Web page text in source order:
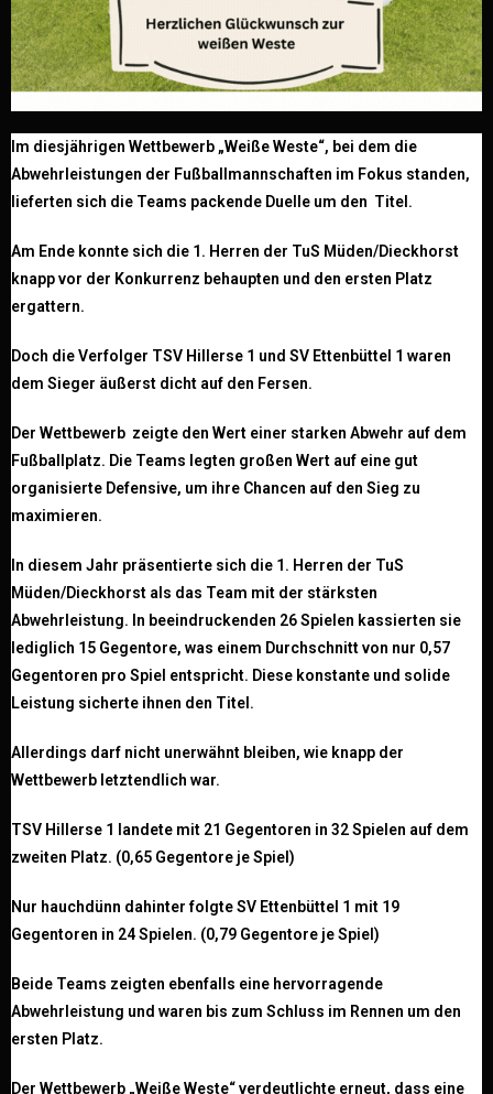
Im diesjährigen Wettbewerb „Weiße Weste“, bei dem die
Abwehrleistungen der Fußballmannschaften im Fokus standen,
lieferten sich die Teams packende Duelle um den Titel.
Am Ende konnte sich die 1. Herren der TuS Müden/Dieckhorst
knapp vor der Konkurrenz behaupten und den ersten Platz
ergattern.
Doch die Verfolger TSV Hillerse 1 und SV Ettenbüttel 1 waren
dem Sieger äußerst dicht auf den Fersen.
Der Wettbewerb zeigte den Wert einer starken Abwehr auf dem
Fußballplatz. Die Teams legten großen Wert auf eine gut
organisierte Defensive, um ihre Chancen auf den Sieg zu
maximieren.
In diesem Jahr präsentierte sich die 1. Herren der TuS
Müden/Dieckhorst als das Team mit der stärksten
Abwehrleistung. In beeindruckenden 26 Spielen kassierten sie
lediglich 15 Gegentore, was einem Durchschnitt von nur 0,57
Gegentoren pro Spiel entspricht. Diese konstante und solide
Leistung sicherte ihnen den Titel.
Allerdings darf nicht unerwähnt bleiben, wie knapp der
Wettbewerb letztendlich war.
TSV Hillerse 1 landete mit 21 Gegentoren in 32 Spielen auf dem
zweiten Platz. (0,65 Gegentore je Spiel)
Nur hauchdünn dahinter folgte SV Ettenbüttel 1 mit 19
Gegentoren in 24 Spielen. (0,79 Gegentore je Spiel)
Beide Teams zeigten ebenfalls eine hervorragende
Abwehrleistung und waren bis zum Schluss im Rennen um den
ersten Platz.
Der Wettbewerb „Weiße Weste“ verdeutlichte erneut, dass eine